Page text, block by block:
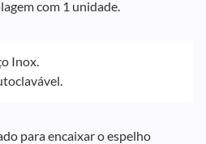
com 1 unidade.
Inox.
para encaixar o espelho